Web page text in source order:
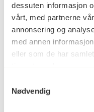
dessuten informasjon
vårt, med partnerne
annonsering og
med annen
eller som de har
Nødvendig